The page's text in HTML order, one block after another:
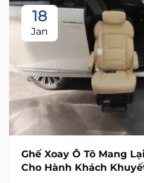
18
Jan
Ghế Xoay Ô Tô Mang
Cho Hành Khách